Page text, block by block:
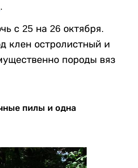
.
с 25 на 26 октября.
клен остролистный и
породы вяз
пилы и одна